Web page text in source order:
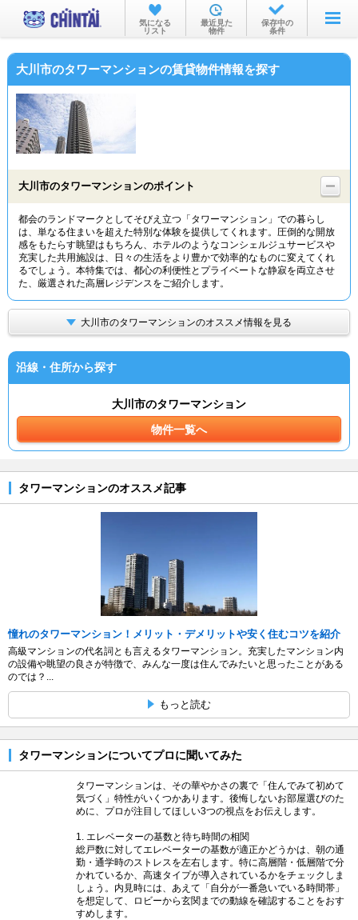
お部屋を探す
沿線・駅から
物件特集から
TOP
気になる
リスト
最近見た
物件
保存中の
条件
大川市のタワーマンションの賃貸物件情報を探す
大川市のタワーマンションのポイント
都会のランドマークとしてそびえ立つ「タワーマンション」での暮らし
は、単なる住まいを超えた特別な体験を提供してくれます。圧倒的な開放
感をもたらす眺望はもちろん、ホテルのようなコンシェルジュサービスや
充実した共用施設は、日々の生活をより豊かで効率的なものに変えてくれ
るでしょう。本特集では、都心の利便性とプライベートな静寂を両立させ
た、厳選された高層レジデンスをご紹介します。
大川市のタワーマンションのオススメ情報を見る
沿線・住所から探す
大川市のタワーマンション
物件一覧へ
タワーマンションのオススメ記事
憧れのタワーマンション！メリット・デメリットや安く住むコツを紹介
高級マンションの代名詞とも言えるタワーマンション。充実したマンション内
の設備や眺望の良さが特徴で、みんな一度は住んでみたいと思ったことがある
のでは？...
もっと読む
タワーマンションについてプロに聞いてみた
タワーマンションは、その華やかさの裏で「住んでみて初めて
気づく」特性がいくつかあります。後悔しないお部屋選びのた
めに、プロが注目してほしい3つの視点をお伝えします。
1. エレベーターの基数と待ち時間の相関
総戸数に対してエレベーターの基数が適正かどうかは、朝の通
勤・通学時のストレスを左右します。特に高層階・低層階で分
かれているか、高速タイプが導入されているかをチェックしま
しょう。内見時には、あえて「自分が一番急いでいる時間帯」
を想定して、ロビーから玄関までの動線を確認することをおす
すめします。